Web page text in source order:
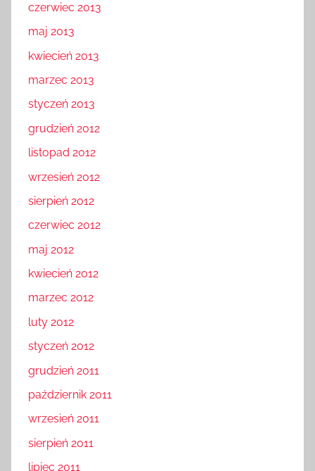
czerwiec 2013
maj 2013
kwiecień 2013
marzec 2013
styczeń 2013
grudzień 2012
listopad 2012
wrzesień 2012
sierpień 2012
czerwiec 2012
maj 2012
kwiecień 2012
marzec 2012
luty 2012
styczeń 2012
grudzień 2011
październik 2011
wrzesień 2011
sierpień 2011
lipiec 2011